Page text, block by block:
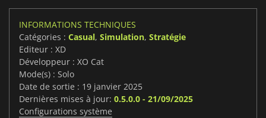
INFORMATIONS TECHNIQUES
Catégories : Casual, Simulation, Stratégie
Editeur : XD
Développeur : XO Cat
Mode(s) : Solo
Date de sortie : 19 janvier 2025
Dernières mises à jour: 0.5.0.0 - 21/09/2025
Configurations système